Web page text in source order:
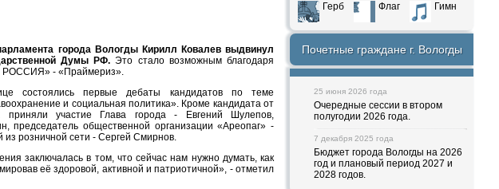
города Вологды Кирилл Ковалев выдвинул
Думы РФ. Это стало возможным благодаря
РОССИЯ» - «Праймериз».
состоялись первые дебаты кандидатов по теме
и социальная политика». Кроме кандидата от
приняли участие Глава города - Евгений Шулепов,
председатель общественной организации «Ареопаг» -
из розничной сети - Сергей Смирнов.
заключалась в том, что сейчас нам нужно думать, как
её здоровой, активной и патриотичной», - отметил
Герб Флаг Гимн
Почетные граждане г. Вологды
25 июня 2026 года
Очередные сессии в втором
полугодии 2026 года.
7 декабря 2025 года
Бюджет города Вологды на 2026
год и плановый период 2027 и
2028 годов.